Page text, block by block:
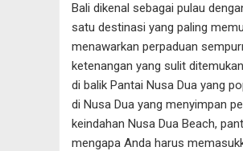
Bali dikenal sebagai pulau
satu destinasi yang paling
menawarkan perpaduan
ketenangan yang sulit
di balik Pantai Nusa Dua yang
di Nusa Dua yang menyimpan
keindahan Nusa Dua Beach,
mengapa Anda harus